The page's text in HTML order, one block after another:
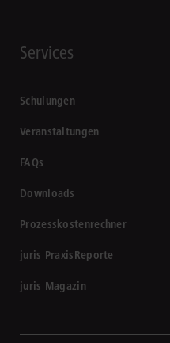
Services
Schulungen
Veranstaltungen
FAQs
Downloads
Prozesskostenrechner
juris PraxisReporte
juris Magazin